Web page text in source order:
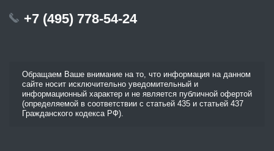
+7 (495) 778-54-24
Обращаем Ваше внимание на то, что информация на данном
сайте носит исключительно уведомительный и
информационный характер и не является публичной офертой
(определяемой в соответствии с статьей 435 и статьей 437
Гражданского кодекса РФ).